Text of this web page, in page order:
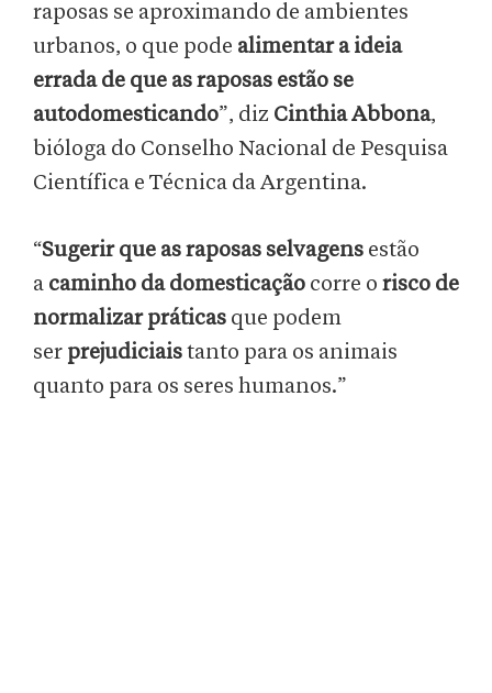
raposas se aproximando de ambientes
urbanos, o que pode alimentar a ideia
errada de que as raposas estão se
autodomesticando”, diz Cinthia Abbona,
bióloga do Conselho Nacional de Pesquisa
Científica e Técnica da Argentina.
“Sugerir que as raposas selvagens estão
a caminho da domesticação corre o risco de
normalizar práticas que podem
ser prejudiciaistanto para os animais
quanto para os seres humanos.”